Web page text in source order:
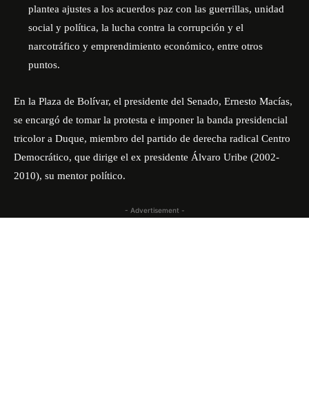
plantea ajustes a los acuerdos paz con las guerrillas, unidad
social y política, la lucha contra la corrupción y el
narcotráfico y emprendimiento económico, entre otros
puntos.
En la Plaza de Bolívar, el presidente del Senado, Ernesto Macías,
se encargó de tomar la protesta e imponer la banda presidencial
tricolor a Duque, miembro del partido de derecha radical Centro
Democrático, que dirige el ex presidente Álvaro Uribe (2002-
2010), su mentor político.
- Advertisement -